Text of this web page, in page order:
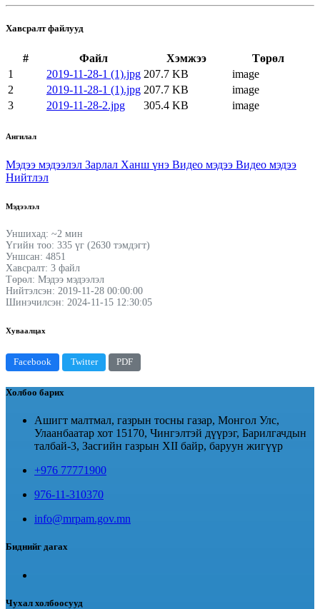
Хавсралт файлууд
# Файл Хэмжээ
Төрөл
1
2019-11-28-1 (1).jpg 207.7 KB
image
2
2019-11-28-1 (1).jpg 207.7 KB
image
3
2019-11-28-2.jpg 305.4 KB image
Ангилал
Мэдээ мэдээлэл Зарлал Ханш үнэ Видео мэдээ Видео мэдээ
Нийтлэл
Мэдээлэл
Уншихад: ~2 мин
Үгийн тоо: 335 үг (2630 тэмдэгт)
Уншсан: 4851
Хавсралт: 3 файл
Төрөл: Мэдээ мэдээлэл
Нийтэлсэн: 2019-11-28 00:00:00
Шинэчилсэн: 2024-11-15 12:30:05
Хуваалцах
Facebook Twitter PDF
Холбоо барих
Ашигт малтмал, газрын тосны газар, Монгол Улс,
Улаанбаатар хот 15170, Чингэлтэй дүүрэг, Барилгачдын
талбай-3, Засгийн газрын XII байр, баруун жигүүр
+976 77771900
976-11-310370
info@mrpam.gov.mn
Биднийг дагах
Чухал холбоосууд